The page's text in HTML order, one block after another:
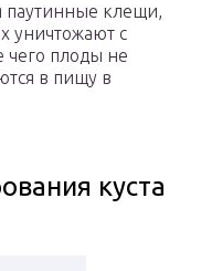
паутинные клещи,
уничтожают с
чего плоды не
в пищу в
куста